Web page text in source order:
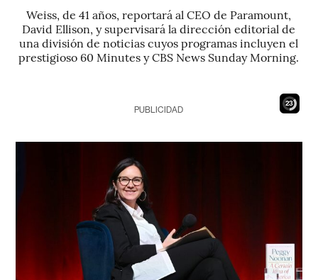
Weiss, de 41 años, reportará al CEO de Paramount,
David Ellison, y supervisará la dirección editorial de
una división de noticias cuyos programas incluyen el
prestigioso 60 Minutes y CBS News Sunday Morning.
21
PUBLICIDAD